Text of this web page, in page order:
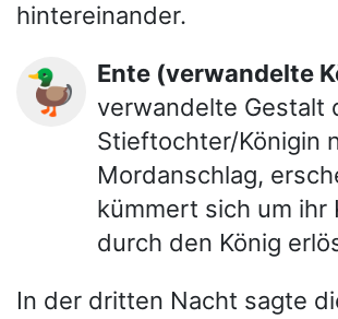
hintereinander.
🦆 Ente (verwandelte
verwandelte Gestalt
Stieftochter/Königin
Mordanschlag,
kümmert sich um ihr
durch den König
In der dritten Nacht sagte